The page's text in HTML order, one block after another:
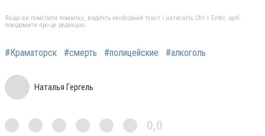
Якщо ви помітили помилку, виділіть необхідний текст і натисніть Ctrl + Enter, щоб
повідомити про це редакцію
#Краматорск #смерть #полицейские #алкоголь
Наталья Гергель
0,0